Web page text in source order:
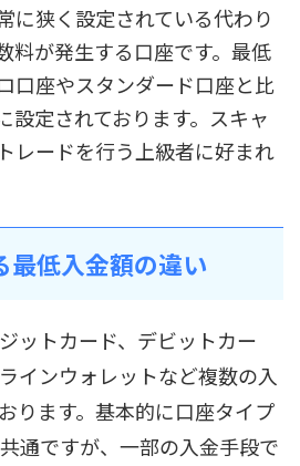
に狭く設定されている代わり
料が発生する口座です。最低
口座やスタンダード口座と比
設定されております。スキャ
レードを行う上級者に好まれ
最低入金額の違い
ットカード、デビットカー
インウォレットなど複数の入
ります。基本的に口座タイプ
通ですが、一部の入金手段で